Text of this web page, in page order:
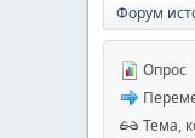
Форум
Опрос
Тема,